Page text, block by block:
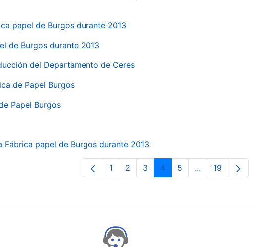
papel de Burgos durante 2013
de Burgos durante 2013
del Departamento de Ceres
de Papel Burgos
Papel Burgos
papel de Burgos durante 2013
Page
1 Page
2 Page
3 Page
4 Page
5 ...Intermediate
Page
19